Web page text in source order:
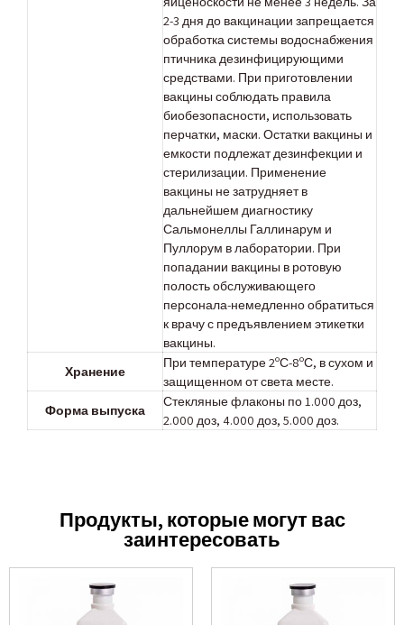
2-3 дня до вакцинации запрещается
обработка системы водоснабжения
птичника дезинфицирующими
средствами. При приготовлении
вакцины соблюдать правила
биобезопасности, использовать
перчатки, маски. Остатки вакцины и
емкости подлежат дезинфекции и
стерилизации. Применение
вакцины не затрудняет в
дальнейшем диагностику
Сальмонеллы Галлинарум и
Пуллорум в лаборатории. При
попадании вакцины в ротовую
полость обслуживающего
персонала-немедленно обратиться
к врачу с предъявлением этикетки
вакцины.
Хранение
При температуре 2ºС-8ºС, в сухом и
защищенном от света месте.
Форма выпуска
Стекляные флаконы по 1.000 доз,
2.000 доз, 4.000 доз, 5.000 доз.
Продукты, которые могут вас
заинтересовать